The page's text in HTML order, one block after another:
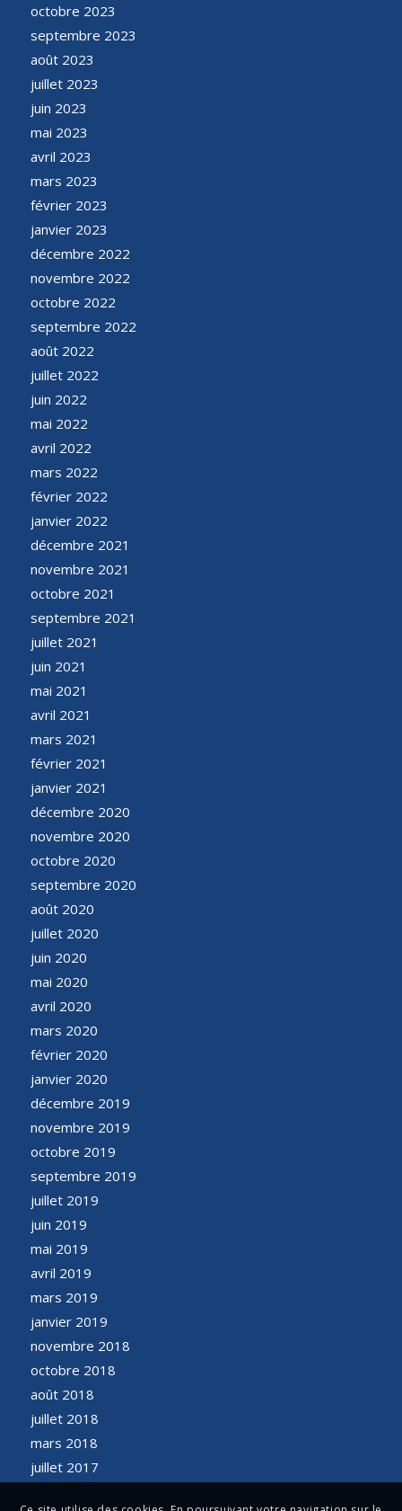
octobre 2023
septembre 2023
août 2023
juillet 2023
juin 2023
mai 2023
avril 2023
mars 2023
février 2023
janvier 2023
décembre 2022
novembre 2022
octobre 2022
septembre 2022
août 2022
juillet 2022
juin 2022
mai 2022
avril 2022
mars 2022
février 2022
janvier 2022
décembre 2021
novembre 2021
octobre 2021
septembre 2021
juillet 2021
juin 2021
mai 2021
avril 2021
mars 2021
février 2021
janvier 2021
décembre 2020
novembre 2020
octobre 2020
septembre 2020
août 2020
juillet 2020
juin 2020
mai 2020
avril 2020
mars 2020
février 2020
janvier 2020
décembre 2019
novembre 2019
octobre 2019
septembre 2019
juillet 2019
juin 2019
mai 2019
avril 2019
mars 2019
janvier 2019
novembre 2018
octobre 2018
août 2018
juillet 2018
mars 2018
juillet 2017